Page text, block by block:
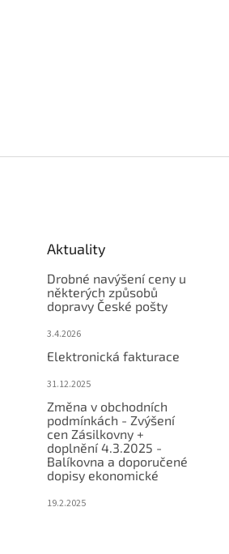
Aktuality
Drobné navýšení ceny u
některých způsobů
dopravy České pošty
3.4.2026
Elektronická fakturace
31.12.2025
Změna v obchodních
podmínkách - Zvýšení
cen Zásilkovny +
doplnění 4.3.2025 -
Balíkovna a doporučené
dopisy ekonomické
19.2.2025